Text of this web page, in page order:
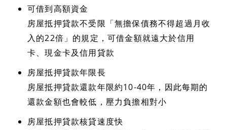
可借到高額資金
房屋抵押貸款不受限「無擔保債務不得超過月收
入的22倍」的規定，可借金額就遠大於信用
卡、現金卡及信用貸款
房屋抵押貸款年限長
房屋抵押貸款還款年限約10-40年，因此每期的
還款金額也會較低，壓力負擔相對小
房屋抵押貸款核貸速度快